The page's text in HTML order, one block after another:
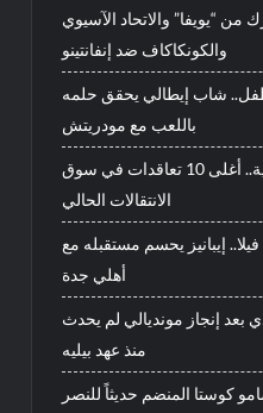
من “يويفا” والاتحاد الآسيوي
والكونكاكاف ضد إنفانتينو
شاب إيطالي يحقق حلمه
باللعب مع مودريتش
بينها صفقة إلى السعودية.. أغلى 10 تعاقدات في سوق
الانتقالات الحالي
إيبانيز يحسم مستقبله مع
أهلي جدة
بعد إنجاز مونديالي لم يحدث
منذ عهد بيليه
سامو كوستا المنضم حديثاً للنصر